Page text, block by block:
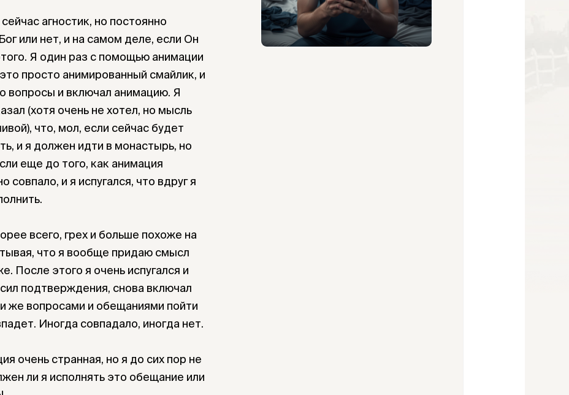
агностик, но постоянно
или нет, и на самом деле, если Он
Я один раз с помощью анимации
просто анимированный смайлик, и
вопросы и включал анимацию. Я
(хотя очень не хотел, но мысль
что, мол, если сейчас будет
и я должен идти в монастырь, но
еще до того, как анимация
совпало, и я испугался, что вдруг я
всего, грех и больше похоже на
что я вообще придаю смысл
После этого я очень испугался и
подтверждения, снова включал
же вопросами и обещаниями пойти
Иногда совпадало, иногда нет.
очень странная, но я до сих пор не
ли я исполнять это обещание или